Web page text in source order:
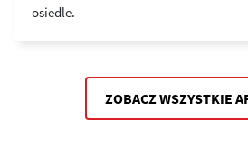
osiedle.
ZOBACZ WSZYSTKIE